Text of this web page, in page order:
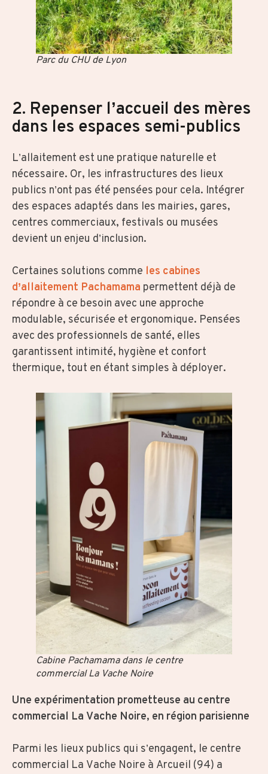
Parc du CHU de Lyon
2. Repenser l’accueil des mères
dans les espaces semi-publics
L’allaitement est une pratique naturelle et
nécessaire. Or, les infrastructures des lieux
publics n’ont pas été pensées pour cela. Intégrer
des espaces adaptés dans les mairies, gares,
centres commerciaux, festivals ou musées
devient un enjeu d’inclusion.
Certaines solutions comme les cabines
d’allaitement Pachamama permettent déjà de
répondre à ce besoin avec une approche
modulable, sécurisée et ergonomique. Pensées
avec des professionnels de santé, elles
garantissent intimité, hygiène et confort
thermique, tout en étant simples à déployer.
Cabine Pachamama dans le centre
commercial La Vache Noire
Une expérimentation prometteuse au centre
commercial La Vache Noire, en région parisienne
Parmi les lieux publics qui s’engagent, le centre
commercial La Vache Noire à Arcueil (94) a